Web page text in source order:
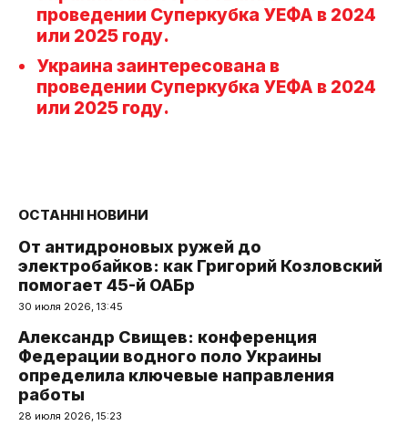
проведении Суперкубка УЕФА в 2024
или 2025 году.
Украина заинтересована в
проведении Суперкубка УЕФА в 2024
или 2025 году.
ОСТАННІ НОВИНИ
От антидроновых ружей до
электробайков: как Григорий Козловский
помогает 45-й ОАБр
30 июля 2026, 13:45
Александр Свищев: конференция
Федерации водного поло Украины
определила ключевые направления
работы
28 июля 2026, 15:23